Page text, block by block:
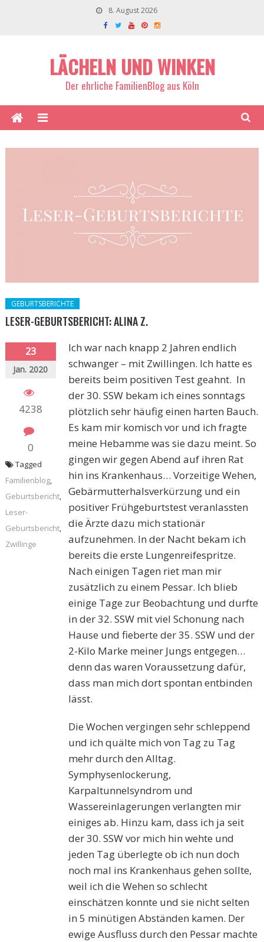
8. August 2026
LÄCHELN UND WINKEN
Der ehrliche FamilienBlog aus Köln
GEBURTSBERICHTE
LESER-GEBURTSBERICHT: ALINA Z.
23
Jan. 2020
4238
0
Ich war nach knapp 2 Jahren endlich
schwanger – mit Zwillingen. Ich hatte es
bereits beim positiven Test geahnt. In
der 30. SSW bekam ich eines sonntags
plötzlich sehr häufig einen harten Bauch.
Es kam mir komisch vor und ich fragte
meine Hebamme was sie dazu meint. So
gingen wir gegen Abend auf ihren Rat
hin ins Krankenhaus… Vorzeitige Wehen,
Gebärmutterhalsverkürzung und ein
positiver Frühgeburtstest veranlassten
die Ärzte dazu mich stationär
aufzunehmen. In der Nacht bekam ich
bereits die erste Lungenreifespritze.
Nach einigen Tagen riet man mir
zusätzlich zu einem Pessar. Ich blieb
einige Tage zur Beobachtung und durfte
in der 32. SSW mit viel Schonung nach
Hause und fieberte der 35. SSW und der
2-Kilo Marke meiner Jungs entgegen…
denn das waren Voraussetzung dafür,
dass man mich dort spontan entbinden
lässt.
Die Wochen vergingen sehr schleppend
und ich quälte mich von Tag zu Tag
mehr durch den Alltag.
Symphysenlockerung,
Karpaltunnelsyndrom und
Wassereinlagerungen verlangten mir
einiges ab. Hinzu kam, dass ich ja seit
der 30. SSW vor mich hin wehte und
jeden Tag überlegte ob ich nun doch
noch mal ins Krankenhaus gehen sollte,
weil ich die Wehen so schlecht
einschätzen konnte und sie nicht selten
in 5 minütigen Abständen kamen. Der
ewige Ausfluss durch den Pessar machte
Tagged
Familienblog,
Geburtsbericht,
Leser-
Geburtsbericht,
Zwillinge